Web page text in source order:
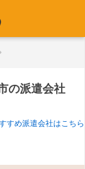
の派遣会社
すめ派遣会社はこちら